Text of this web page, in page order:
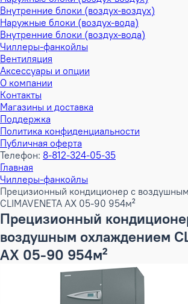
Внутренние блоки (воздух-воздух)
Наружные блоки (воздух-вода)
Внутренние блоки (воздух-вода)
Чиллеры-фанкойлы
Вентиляция
Аксессуары и опции
О компании
Контакты
Магазины и доставка
Поддержка
Политика конфиденциальности
Публичная оферта
Телефон: 8-812-324-05-35
Главная
Чиллеры-фанкойлы
Прецизионный кондиционер с
CLIMAVENETA AX 05-90 954м²
Прецизионный
воздушным охлаждением
AX 05-90 954м²